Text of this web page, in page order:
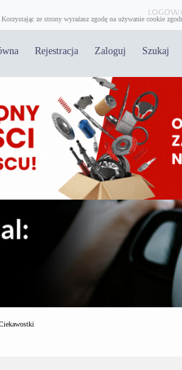
ze strony wyrażasz zgodę na używanie cookie
Rejestracja Zaloguj Szukaj